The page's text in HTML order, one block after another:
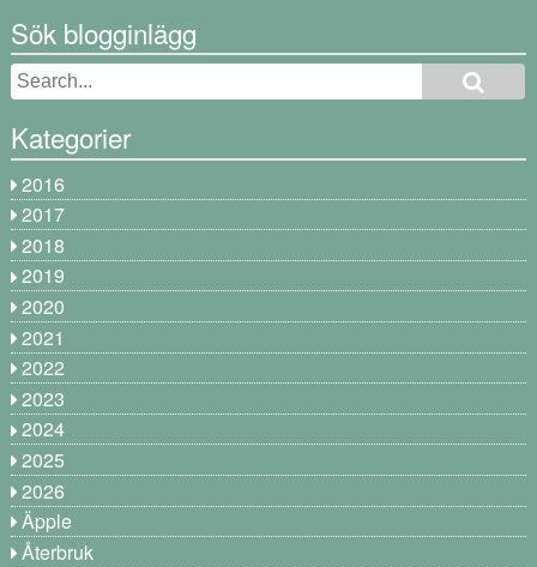
Sök blogginlägg
Kategorier
2016
2017
2018
2019
2020
2021
2022
2023
2024
2025
2026
Äpple
Återbruk